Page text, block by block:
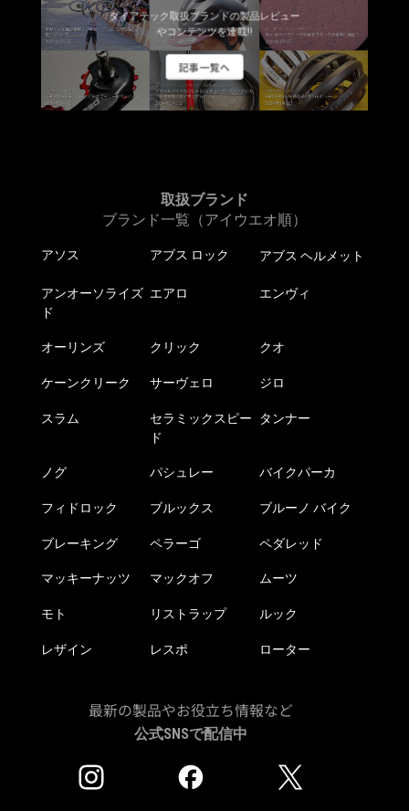
ダイアテック取扱ブランドの製品レビュー
やコンテンツを連載!!
記事一覧へ
取扱ブランド
ブランド一覧（アイウエオ順）
アソス アブス ロック アブス ヘルメット
アンオーソライズ
ド
エアロ エンヴィ
オーリンズ クリック クオ
ケーンクリーク サーヴェロ ジロ
スラム
セラミックスピー
ド
タンナー
ノグ パシュレー バイクパーカ
フィドロック ブルックス ブルーノ バイク
ブレーキング ペラーゴ ペダレッド
マッキーナッツ マックオフ ムーツ
モト リストラップ ルック
レザイン レスポ ローター
最新の製品やお役立ち情報など
公式SNSで配信中